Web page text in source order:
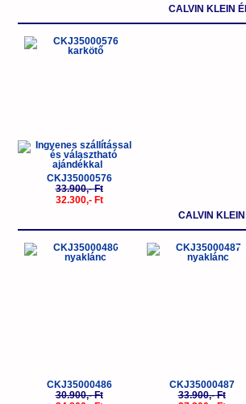
CALVIN KLEIN
-5%
CKJ35000576
33.900,- Ft
32.300,- Ft
CALVIN
-20%
CKJ35000486
30.900,- Ft
-
CKJ35000487
33.900,- Ft